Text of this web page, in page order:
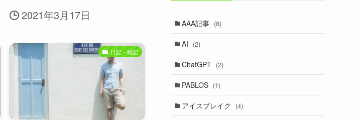
2021年3月17日
日記・雑記
AAA記事 (8)
AI (2)
ChatGPT (2)
PABLOS (1)
アイスブレイク (4)